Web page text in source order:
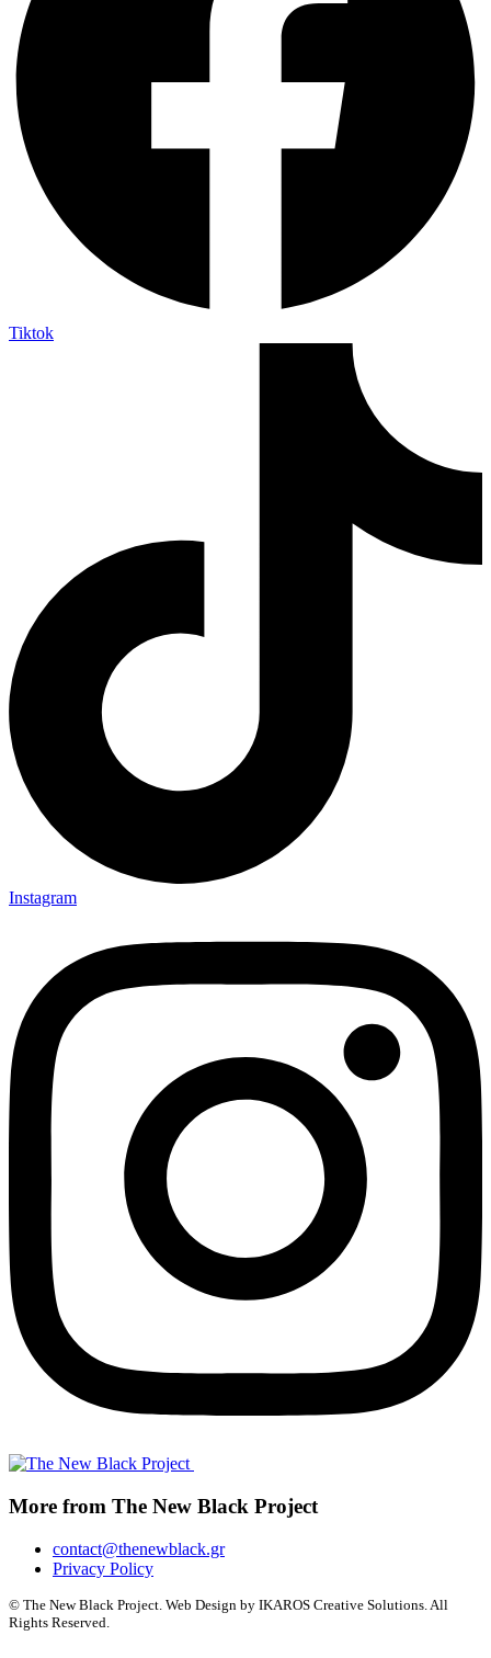
Tiktok
Instagram
More from The New Black Project
contact@thenewblack.gr
Privacy Policy
© The New Black Project. Web Design by IKAROS Creative Solutions. All
Rights Reserved.